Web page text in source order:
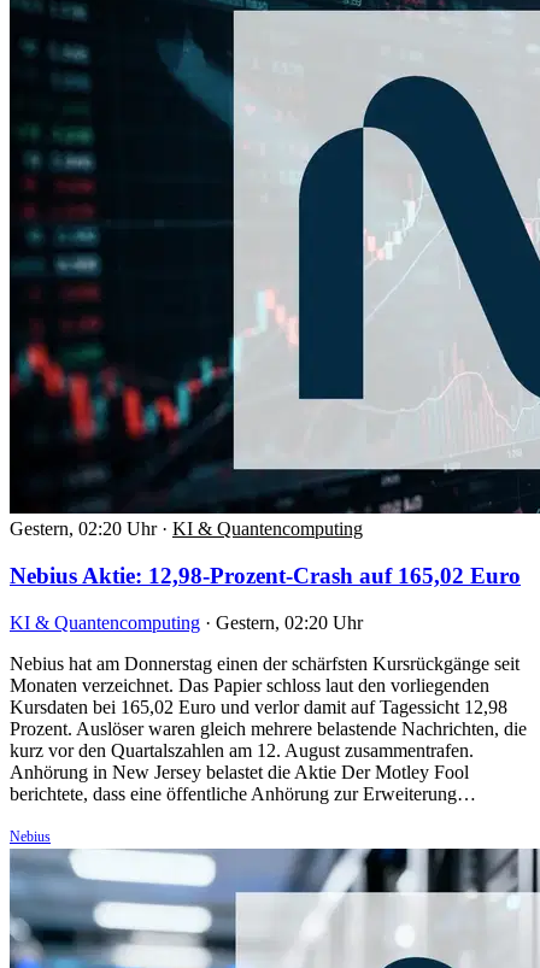
Gestern, 02:20 Uhr · KI & Quantencomputing
Nebius Aktie: 12,98-Prozent-Crash auf 165,02 Euro
KI & Quantencomputing · Gestern, 02:20 Uhr
Nebius hat am Donnerstag einen der schärfsten Kursrückgänge seit
Monaten verzeichnet. Das Papier schloss laut den vorliegenden
Kursdaten bei 165,02 Euro und verlor damit auf Tagessicht 12,98
Prozent. Auslöser waren gleich mehrere belastende Nachrichten, die
kurz vor den Quartalszahlen am 12. August zusammentrafen.
Anhörung in New Jersey belastet die Aktie Der Motley Fool
berichtete, dass eine öffentliche Anhörung zur Erweiterung…
Nebius